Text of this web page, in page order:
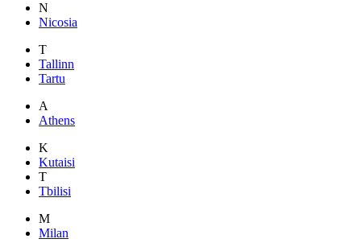
N
Nicosia
T
Tallinn
Tartu
A
Athens
K
Kutaisi
T
Tbilisi
M
Milan